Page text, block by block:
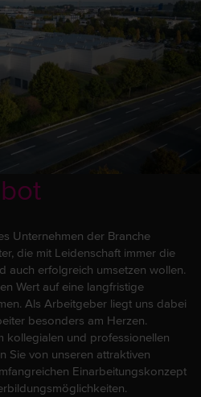
Unternehmen der Branche
die mit Leidenschaft immer die
auch erfolgreich umsetzen wollen.
Wert auf eine langfristige
Als Arbeitgeber liegt uns dabei
besonders am Herzen.
kollegialen und professionellen
Sie von unseren attraktiven
Einarbeitungskonzept